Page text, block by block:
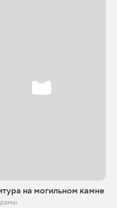
на могильном камне